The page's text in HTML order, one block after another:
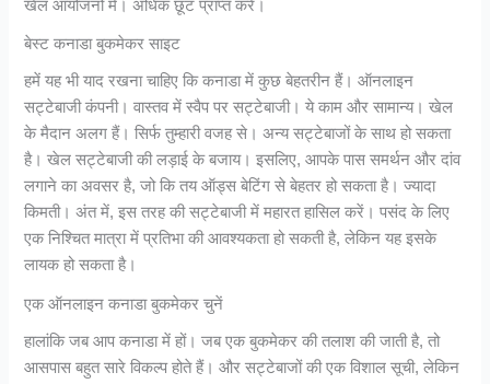
खेल आयोजनों में। अधिक छूट प्राप्त करें।
बेस्ट कनाडा बुकमेकर साइट
हमें यह भी याद रखना चाहिए कि कनाडा में कुछ बेहतरीन हैं। ऑनलाइन
सट्टेबाजी कंपनी। वास्तव में स्वैप पर सट्टेबाजी। ये काम और सामान्य। खेल
के मैदान अलग हैं। सिर्फ तुम्हारी वजह से। अन्य सट्टेबाजों के साथ हो सकता
है। खेल सट्टेबाजी की लड़ाई के बजाय। इसलिए, आपके पास समर्थन और दांव
लगाने का अवसर है, जो कि तय ऑड्स बेटिंग से बेहतर हो सकता है। ज्यादा
किमती। अंत में, इस तरह की सट्टेबाजी में महारत हासिल करें। पसंद के लिए
एक निश्चित मात्रा में प्रतिभा की आवश्यकता हो सकती है, लेकिन यह इसके
लायक हो सकता है।
एक ऑनलाइन कनाडा बुकमेकर चुनें
हालांकि जब आप कनाडा में हों। जब एक बुकमेकर की तलाश की जाती है, तो
आसपास बहुत सारे विकल्प होते हैं। और सट्टेबाजों की एक विशाल सूची, लेकिन